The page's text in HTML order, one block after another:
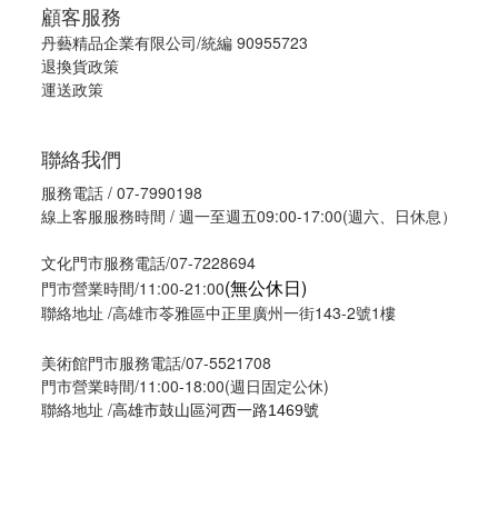
顧客服務
丹藝精品企業有限公司/統編 90955723
退換貨政策
運送政策
聯絡我們
服務電話 / 07-7990198
線上客服服務時間 / 週一至週五09:00-17:00(週六、日休息）
文化門市服務電話/07-7228694
門市營業時間/11:00-21:00(無公休日)
聯絡地址 /高雄市苓雅區中正里廣州一街143-2號1樓
美術館門市服務電話/07-5521708
門市營業時間/11:00-18:00(週日固定公休)
聯絡地址 /高雄市鼓山區河西一路1469號